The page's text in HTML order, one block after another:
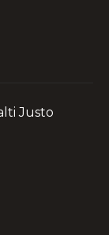
Justo